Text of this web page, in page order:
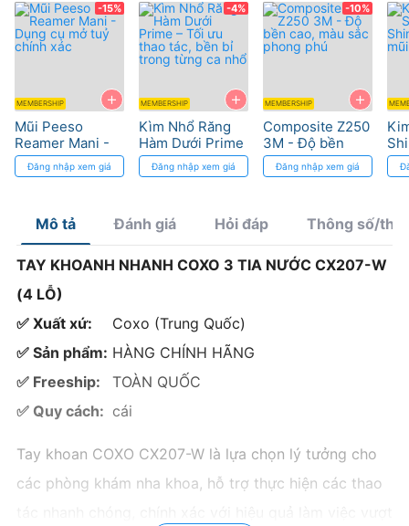
+
-15%
MEMBERSHIP
Mũi Peeso
Reamer Mani -
Dụng cụ mở tuỷ
chính xác
Đăng nhập xem giá
+
-4%
MEMBERSHIP
Kìm Nhổ Răng
Hàm Dưới Prime
– Tối ưu thao tác,
bền bỉ trong
Đăng nhập xem giá
+
-10%
MEMBERSHIP
Composite Z250
3M - Độ bền
cao, màu sắc
phong phú
Đăng nhập xem giá
Mô tả Đánh giá Hỏi đáp Thông số/
TAY KHOANH NHANH COXO 3 TIA NƯỚC CX207-W
(4 LỖ)
✅ Xuất xứ:
Coxo (Trung Quốc)
✅ Sản phẩm: HÀNG CHÍNH HÃNG
✅ Freeship:
TOÀN QUỐC
✅ Quy cách: cái
Tay khoan COXO CX207-W là lựa chọn lý tưởng cho
các phòng khám nha khoa, hỗ trợ thực hiện các thao